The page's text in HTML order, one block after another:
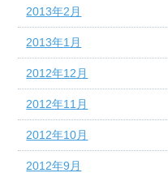
2013年2月
2013年1月
2012年12月
2012年11月
2012年10月
2012年9月